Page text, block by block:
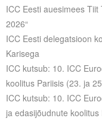
ICC Eesti auesimees
2026“
ICC Eesti delegatsioon
Karisega
ICC kutsub: 10. ICC
koolitus Pariisis (23. ja
ICC kutsub: 10. ICC
ja edasijõudnute